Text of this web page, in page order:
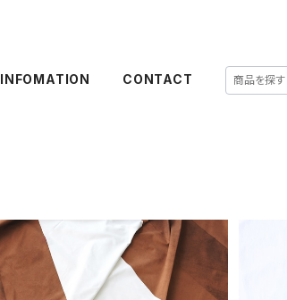
INFOMATION CONTACT